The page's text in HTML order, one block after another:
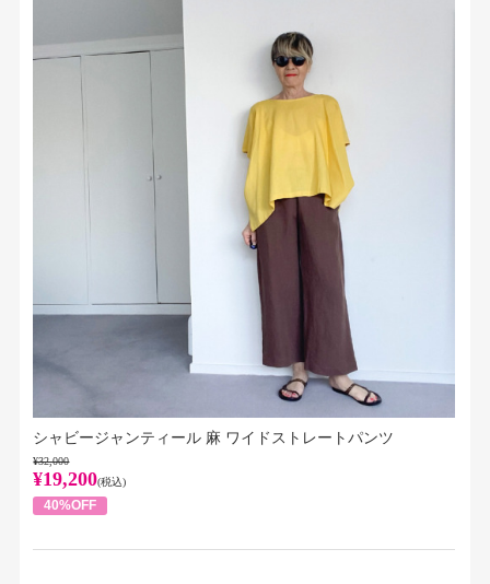
シャビージャンティール 麻 ワイドストレートパンツ
¥32,000
¥19,200(税込)
40%OFF